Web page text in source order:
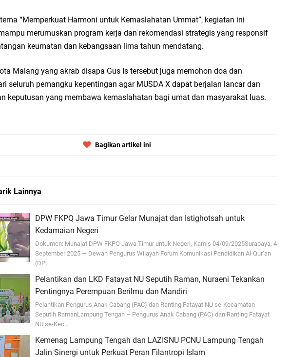
“Memperkuat Harmoni untuk Kemaslahatan Ummat”, kegiatan ini
merumuskan program kerja dan rekomendasi strategis yang responsif
keumatan dan kebangsaan lima tahun mendatang.
Malang yang akrab disapa Gus Is tersebut juga memohon doa dan
seluruh pemangku kepentingan agar MUSDA X dapat berjalan lancar dan
keputusan yang membawa kemaslahatan bagi umat dan masyarakat luas.
Bagikan artikel ini
Lainnya
DPW FKPQ Jawa Timur Gelar Munajat dan Istighotsah untuk
Kedamaian Negeri
Dokumen: Munajat DPW FKPQ Jawa Timur untuk Negeri, Kamis 04/09/2025Surabaya, 4
September 2025 — Dewan Pengurus Wilayah Forum Komunikasi Pendidikan Al-Qur’an
(DP…
Pelantikan dan LKD Fatayat NU Seputih Raman, Nuraeni Tekankan
Pentingnya Perempuan Berilmu dan Mandiri
Pelantikan Pengurus Anak Cabang (PAC) dan Ranting Fatayat NU se-Kecamatan
Seputih RamanLampung Tengah – Pengurus Anak Cabang (PAC) dan Ranting Fatayat
NU se-Kec…
Kemenag Lampung Tengah dan LAZISNU PCNU Lampung Tengah
Jalin Sinergi untuk Perkuat Peran Filantropi Islam